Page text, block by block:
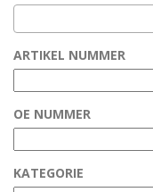
ARTIKEL NUMMER
OE NUMMER
KATEGORIE